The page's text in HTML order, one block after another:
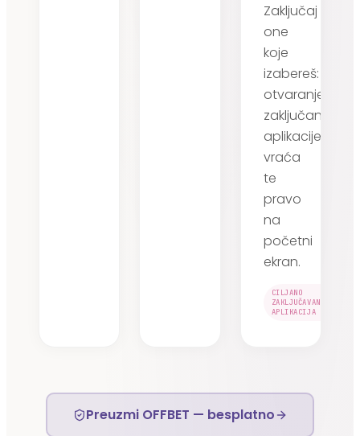
Zaključaj
one
koje
izabereš:
otvaranje
zaključane
aplikacije
vraća
te
pravo
na
početni
ekran.
CILJANO
ZAKLJUČAVANJE
APLIKACIJA
Preuzmi OFFBET — besplatno